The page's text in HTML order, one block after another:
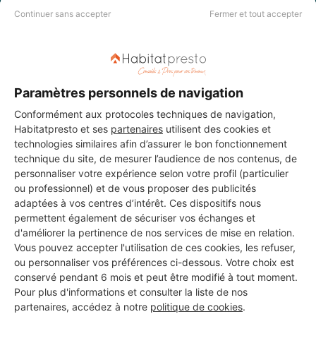
Continuer sans accepter Fermer et tout accepter
Paramètres personnels de navigation
Conformément aux protocoles techniques de navigation,
Habitatpresto et ses partenaires utilisent des cookies et
technologies similaires afin d’assurer le bon fonctionnement
technique du site, de mesurer l’audience de nos contenus, de
personnaliser votre expérience selon votre profil (particulier
ou professionnel) et de vous proposer des publicités
adaptées à vos centres d’intérêt. Ces dispositifs nous
permettent également de sécuriser vos échanges et
d'améliorer la pertinence de nos services de mise en relation.
Vous pouvez accepter l'utilisation de ces cookies, les refuser,
ou personnaliser vos préférences ci-dessous. Votre choix est
conservé pendant 6 mois et peut être modifié à tout moment.
Pour plus d'informations et consulter la liste de nos
partenaires, accédez à notre politique de cookies.
PAS LE TEMPS DE
Vous souhaitez réaliser des travaux et ne savez quel professionnel
choisir ? Demandez des devis travauxauprès de notre réseau de 5 000
professionnels partout en France.
DEMANDER UN DEVIS